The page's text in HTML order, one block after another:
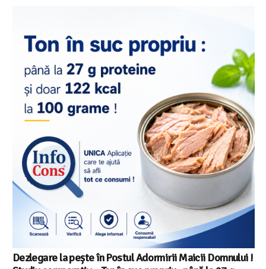
Adormirii Maicii Domnului !
Salariul minim in Europa